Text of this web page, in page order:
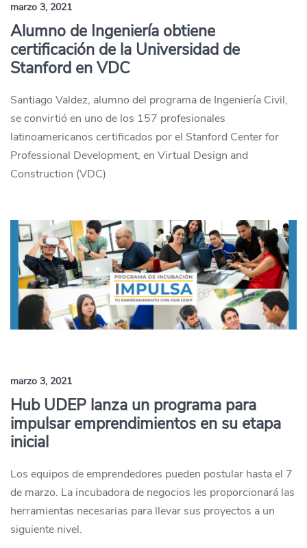
marzo 3, 2021
Alumno de Ingeniería obtiene
certificación de la Universidad de
Stanford en VDC
Santiago Valdez, alumno del programa de Ingeniería Civil,
se convirtió en uno de los 157 profesionales
latinoamericanos certificados por el Stanford Center for
Professional Development, en Virtual Design and
Construction (VDC)
marzo 3, 2021
Hub UDEP lanza un programa para
impulsar emprendimientos en su etapa
inicial
Los equipos de emprendedores pueden postular hasta el 7
de marzo. La incubadora de negocios les proporcionará las
herramientas necesarias para llevar sus proyectos a un
siguiente nivel.